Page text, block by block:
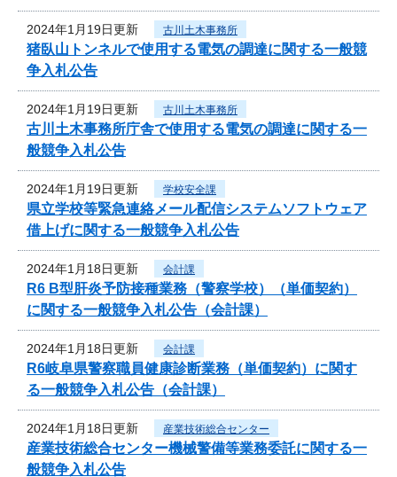
2024年1月19日更新 古川土木事務所
猪臥山トンネルで使用する電気の調達に関する一般競
争入札公告
2024年1月19日更新 古川土木事務所
古川土木事務所庁舎で使用する電気の調達に関する一
般競争入札公告
2024年1月19日更新 学校安全課
県立学校等緊急連絡メール配信システムソフトウェア
借上げに関する一般競争入札公告
2024年1月18日更新 会計課
R6 B型肝炎予防接種業務（警察学校）（単価契約）
に関する一般競争入札公告（会計課）
2024年1月18日更新 会計課
R6岐阜県警察職員健康診断業務（単価契約）に関す
る一般競争入札公告（会計課）
2024年1月18日更新 産業技術総合センター
産業技術総合センター機械警備等業務委託に関する一
般競争入札公告